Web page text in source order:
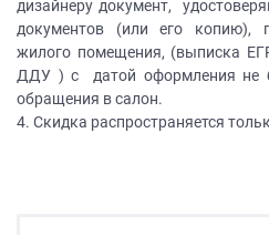
дизайнеру документ,
документов (или его копию),
жилого помещения, (выписка
ДДУ ) с датой оформления не
обращения в салон.
4. Скидка распространяется
данных,
также
Согласие
на
обработку